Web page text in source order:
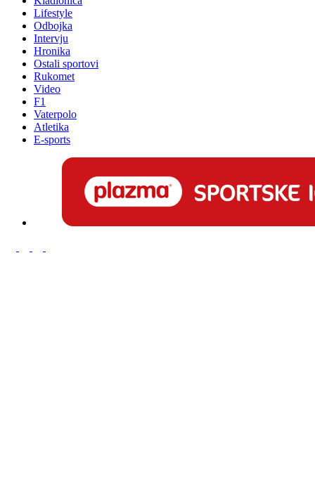
Lifestyle
Odbojka
Intervju
Hronika
Ostali sportovi
Rukomet
Video
F1
Vaterpolo
Atletika
E-sports